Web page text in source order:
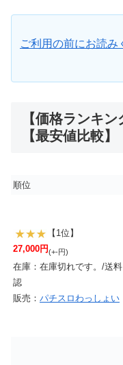
ご利用の前にお読み
【価格ランキ
【最安値比較】
順位
【1位】
27,000円(+-円)
在庫：在庫切れです。/送
認
販売： パチスロわっしょい